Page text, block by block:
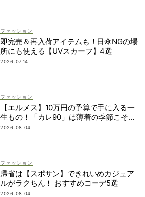
ファッション
即完売＆再入荷アイテムも！日傘NGの場
所にも使える【UVスカーフ】4選
2026.07.14
ファッション
【エルメス】10万円の予算で手に入る一
生もの！「カレ90」は薄着の季節こそ重
宝
2026.08.04
ファッション
帰省は【スポサン】できれいめカジュア
ルがラクちん！ おすすめコーデ5選
2026.08.04